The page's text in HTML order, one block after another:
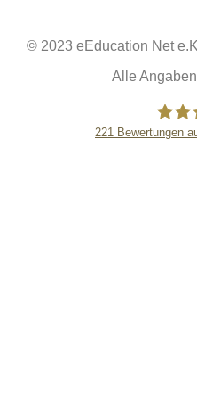
© 2023 eEducation Net
Alle
221 Bewertungen